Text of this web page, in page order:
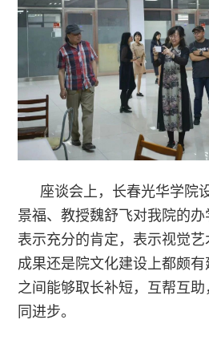
座谈会上，长春光华学院
景福、教授魏舒飞对我院的
表示充分的肯定，表示视觉
成果还是院文化建设上都颇
之间能够取长补短，互帮互
同进步。